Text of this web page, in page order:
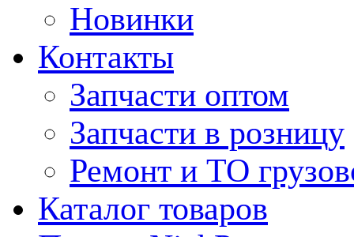
Новинки
Контакты
Запчасти оптом
Запчасти в розницу
Ремонт и ТО
Каталог товаров